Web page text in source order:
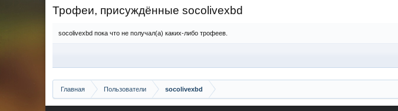
Трофеи, присуждённые socolivexbd
socolivexbd пока что не получал(а) каких-либо трофеев.
Главная Пользователи socolivexbd